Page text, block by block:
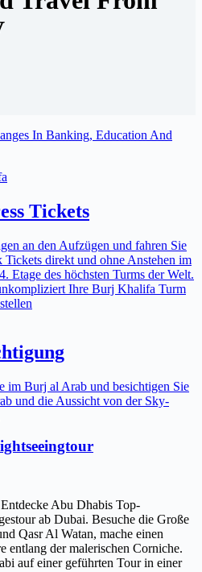
In Banking, Education And
Tickets
an den Aufzügen und fahren Sie
direkt und ohne Anstehen im
Etage des höchsten Turms der Welt.
Ihre Burj Khalifa Turm
im Burj al Arab und besichtigen Sie
und die Aussicht von der Sky-
Abu Dhabis Top-
ab Dubai. Besuche die Große
Qasr Al Watan, mache einen
entlang der malerischen Corniche.
auf einer geführten Tour in einer